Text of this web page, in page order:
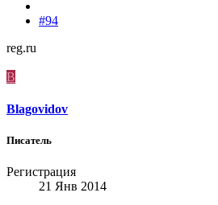
#94
reg.ru
B
Blagovidov
Писатель
Регистрация
21 Янв 2014